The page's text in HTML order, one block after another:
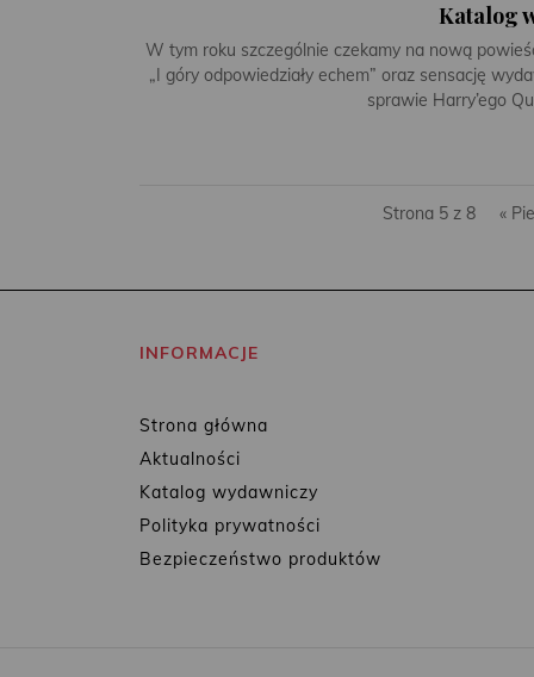
Katalog
W tym roku szczególnie czekamy na nową
„I góry odpowiedziały echem” oraz sensację
sprawie Harry’ego
Strona 5 z 8 «
INFORMACJE
Strona główna
Aktualności
Katalog wydawniczy
Polityka prywatności
Bezpieczeństwo produktów